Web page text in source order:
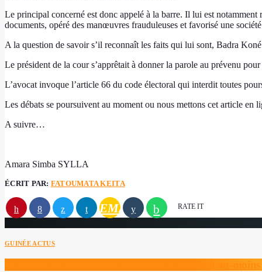
Le principal concerné est donc appelé à la barre. Il lui est
documents, opéré des manœuvres frauduleuses et favorisé une
A la question de savoir s’il reconnaît les faits qui lui sont, Badra
Le président de la cour s’apprêtait à donner la parole au prévenu
L’avocat invoque l’article 66 du code électoral qui interdit toutes
Les débats se poursuivent au moment ou nous mettons cet article en
A suivre…
Amara Simba SYLLA
ÉCRIT PAR: FATOUMATA KEITA
EMAIL RATE IT
GUINÉE ACTUS
Axe Coyah-Kindia : un accident coûte la vie à au-